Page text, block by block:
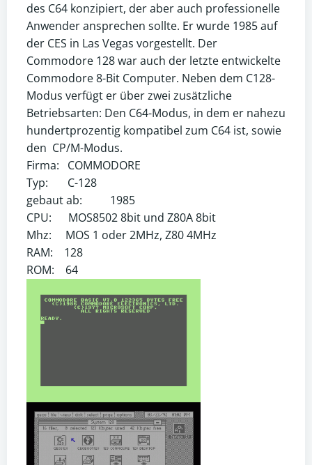
des C64 konzipiert, der aber auch professionelle
Anwender ansprechen sollte. Er wurde 1985 auf
der CES in Las Vegas vorgestellt. Der
Commodore 128 war auch der letzte entwickelte
Commodore 8-Bit Computer. Neben dem C128-
Modus verfügt er über zwei zusätzliche
Betriebsarten: Den C64-Modus, in dem er nahezu
hundertprozentig kompatibel zum C64 ist, sowie
den CP/M-Modus.
Firma: COMMODORE
Typ: C-128
gebaut ab: 1985
CPU: MOS8502 8bit und Z80A 8bit
Mhz: MOS 1 oder 2MHz, Z80 4MHz
RAM: 128
ROM: 64